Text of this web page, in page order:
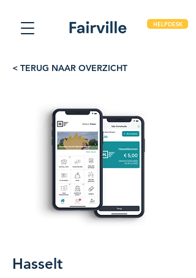
HELPDESK
< TERUG NAAR OVERZICHT
Hasselt